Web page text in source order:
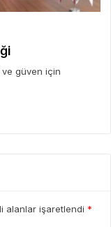
güven için
alanlar işaretlendi *